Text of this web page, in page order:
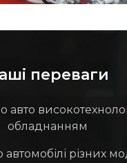
переваги
авто
обладнанням
різних